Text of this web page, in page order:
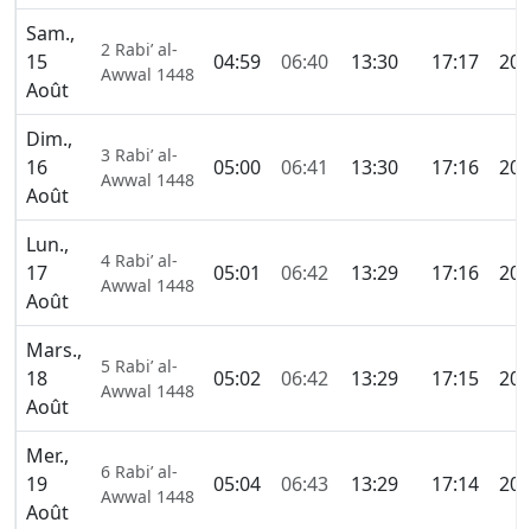
Sam.,
15
Août
2 Rabi’ al-
Awwal 1448
04:59 06:40 13:30 17:17
Dim.,
16
Août
3 Rabi’ al-
Awwal 1448
05:00 06:41 13:30 17:16
Lun.,
17
Août
4 Rabi’ al-
Awwal 1448
05:01 06:42 13:29 17:16
Mars.,
18
Août
5 Rabi’ al-
Awwal 1448
05:02 06:42 13:29 17:15
Mer.,
19
Août
6 Rabi’ al-
Awwal 1448
05:04 06:43 13:29 17:14